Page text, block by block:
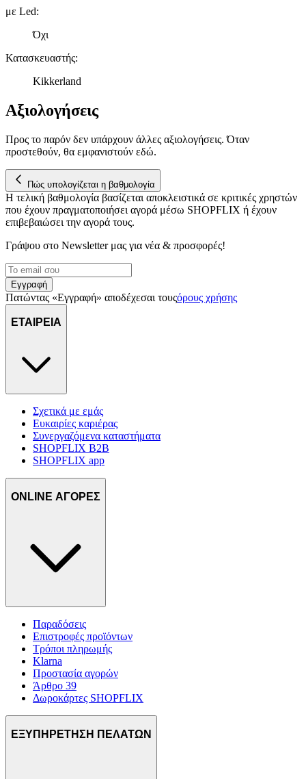
παρέχουμε λειτουργίες μέσων κοινωνικής δικτύωσης και να
αναλύουμε την κυκλοφορία μας. Εμείς και οι 1022 συνεργάτες
διεύθυνση IP σας, χρησιμοποιώντας τεχνολογία όπως cookies
στη συσκευή σας, με σκοπό την προβολή εξατομικευμένων
διαφημίσεις και περιεχόμενο, την καλύτερη εικόνα του κοινού
πληροφορίες σχετικά με την από μέρους σας χρήση της
τοποθεσίας μας στους συνεργάτες μέσων κοινωνικής
δικτύωσης, διαφημίσεων και ανάλυσης.
με Led:
Όχι
Κατασκευαστής:
Kikkerland
Αξιολογήσεις
Προς το παρόν δεν υπάρχουν άλλες αξιολογήσεις. Όταν
προστεθούν, θα εμφανιστούν εδώ.
Πώς υπολογίζεται η βαθμολογία
Η τελική βαθμολογία βασίζεται αποκλειστικά σε κριτικές χρηστών
που έχουν πραγματοποιήσει αγορά μέσω SHOPFLIX ή έχουν
επιβεβαιώσει την αγορά τους.
Γράψου στο Νewsletter μας για νέα & προσφορές!
Εγγραφή
Πατώντας «Εγγραφή» αποδέχεσαι τουςόρους χρήσης
ΕΤΑΙΡΕΙΑ
Σχετικά με εμάς
Ευκαιρίες καριέρας
Συνεργαζόμενα καταστήματα
SHOPFLIX B2B
SHOPFLIX app
ONLINE ΑΓΟΡΕΣ
Παραδόσεις
Επιστροφές προϊόντων
Τρόποι πληρωμής
Klarna
Προστασία αγορών
Άρθρο 39
Δωροκάρτες SHOPFLIX
ΕΞΥΠΗΡΕΤΗΣΗ ΠΕΛΑΤΩΝ